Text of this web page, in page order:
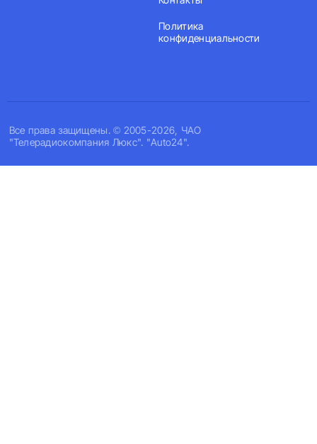
Все права защищены. © 2005-2026, ЧАО
"Телерадиокомпания Люкс". "Auto24".
Политика
конфиденциальности